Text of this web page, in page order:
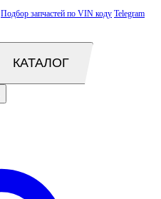
Подбор запчастей по VIN коду Telegram
КАТАЛОГ